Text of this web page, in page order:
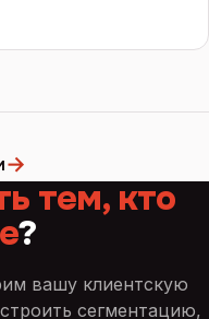
→
тем, кто
?
вашу клиентскую
сегментацию,